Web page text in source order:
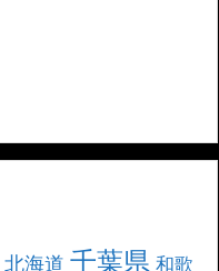
北海道 千葉県 和歌